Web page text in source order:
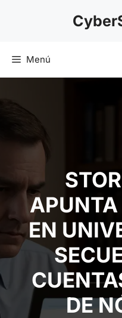
Menú
APUNTA
EN
DE